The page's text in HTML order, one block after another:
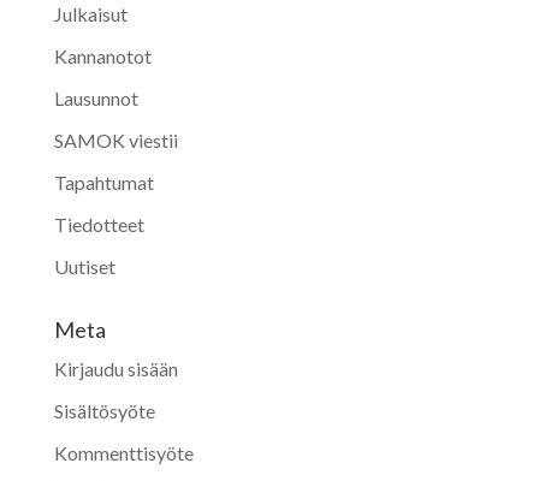
Julkaisut
Kannanotot
Lausunnot
SAMOK viestii
Tapahtumat
Tiedotteet
Uutiset
Meta
Kirjaudu sisään
Sisältösyöte
Kommenttisyöte